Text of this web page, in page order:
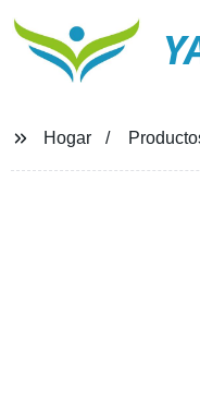
Hogar